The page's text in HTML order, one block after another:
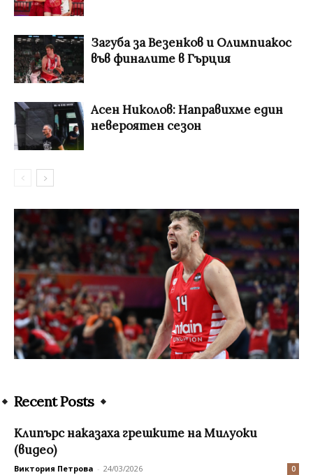
Загуба за Везенков и Олимпиакос
във финалите в Гърция
Асен Николов: Направихме един
невероятен сезон
Recent Posts
Клипърс наказаха грешките на Милуоки
(видео)
Виктория Петрова - 24/03/2026 0